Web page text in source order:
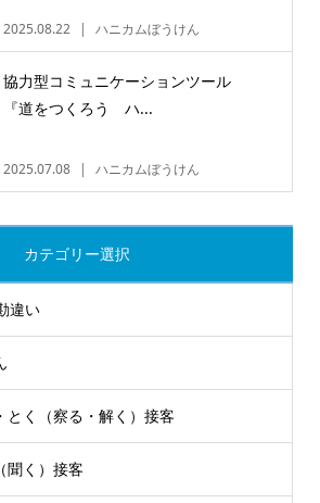
2025.08.22 ハニカムぼうけん
協力型コミュニケーションツール
『道をつくろう ハ...
2025.07.08 ハニカムぼうけん
カテゴリー選択
違い
く（察る・解く）接客
く）接客